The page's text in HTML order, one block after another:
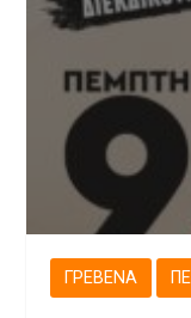
ΓΡΕΒΕΝΆ